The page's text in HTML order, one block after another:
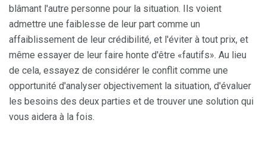
blâmant l'autre personne pour la situation. Ils voient
admettre une faiblesse de leur part comme un
affaiblissement de leur crédibilité, et l'éviter à tout prix, et
même essayer de leur faire honte d'être «fautifs». Au lieu
de cela, essayez de considérer le conflit comme une
opportunité d'analyser objectivement la situation, d'évaluer
les besoins des deux parties et de trouver une solution qui
vous aidera à la fois.